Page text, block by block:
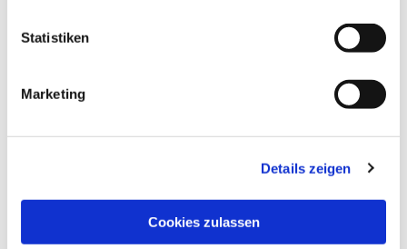
Statistiken
Marketing
Details zeigen
Cookies zulassen